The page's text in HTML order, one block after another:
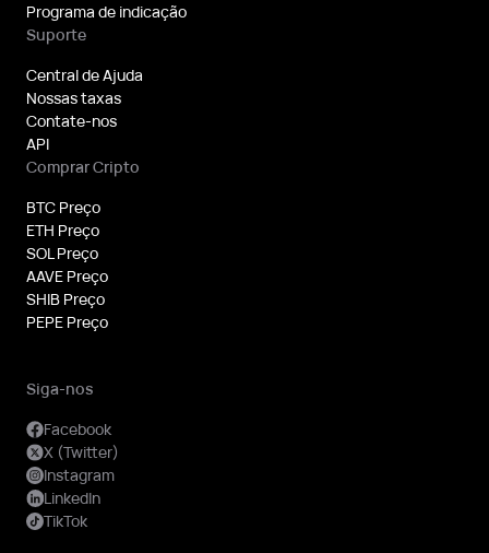
Programa de indicação
Suporte
Central de Ajuda
Nossas taxas
Contate-nos
API
Comprar Cripto
BTC Preço
ETH Preço
SOL Preço
AAVE Preço
SHIB Preço
PEPE Preço
Siga-nos
Facebook
X (Twitter)
Instagram
LinkedIn
TikTok